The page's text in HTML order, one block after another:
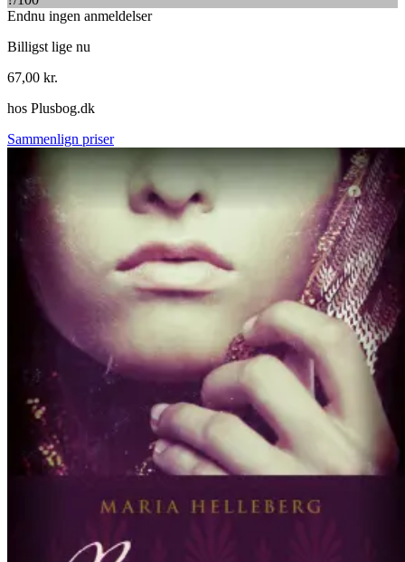
Endnu ingen anmeldelser
Billigst lige nu
67,00 kr.
hos Plusbog.dk
Sammenlign priser